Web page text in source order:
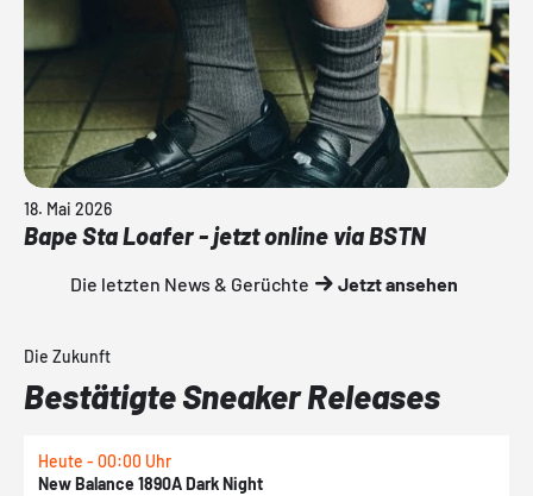
18. Mai 2026
Bape Sta Loafer - jetzt online via BSTN
Die letzten News & Gerüchte Jetzt ansehen
Die Zukunft
Bestätigte Sneaker Releases
Heute - 00:00 Uhr
New Balance 1890A Dark Night